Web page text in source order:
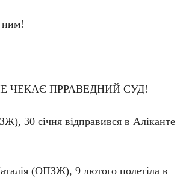
ним!
ЧЕКАЄ ПРРАВЕДНИЙ СУД!
30 січня відправився в Аліканте
(ОПЗЖ), 9 лютого полетіла в